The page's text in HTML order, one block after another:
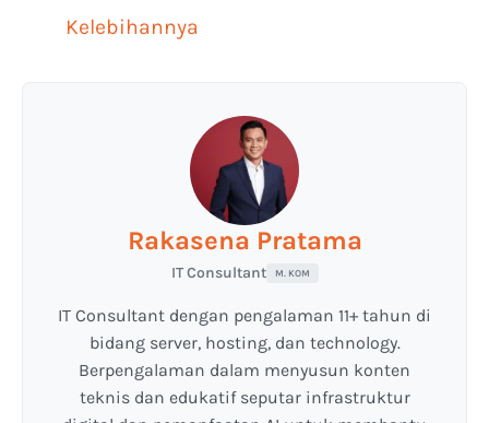
Kelebihannya
Rakasena Pratama
IT Consultant M. KOM
IT Consultant dengan pengalaman 11+ tahun di
bidang server, hosting, dan technology.
Berpengalaman dalam menyusun konten
teknis dan edukatif seputar infrastruktur